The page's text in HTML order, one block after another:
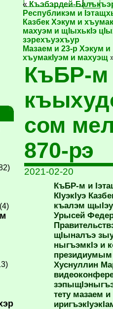
(4)
« Къэбэрдей-
Республикэм и
Казбек Хэкум и
махуэм и щIыхькIэ
зэрехъуэхъур
Мазаем и 23-р Хэкум и
хъумакIуэм и махуэщ
КъБР-м
сом
870-рэ
2021-02-20
КъБР-м и
КIуэкIуэ
къалэм
Урысей
щIыналъэ
ныгъэмкIэ и
президиумым
Хуснуллин
тету мазаем